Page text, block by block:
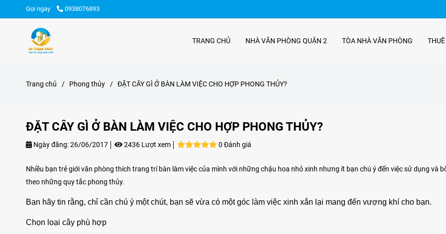
Gọi ngay 0938076893
TRANG CHỦ NHÀ VĂN PHÒNG QUẬN 2 TÒA NHÀ VĂN PHÒNG
Trang chủ / Phong thủy / ĐẶT CÂY GÌ Ở BÀN LÀM VIỆC CHO HỢP PHONG THỦY?
ĐẶT CÂY GÌ Ở BÀN LÀM VIỆC CHO HỢP PHONG THỦY?
Ngày đăng:26/06/2017 2436 Lượt xem 0 Đánh giá
Nhiều bạn trẻ giới văn phòng thích trang trí bàn làm việc của mình với những chậu hoa nhỏ xinh nhưng ít bạn chú ý đến việc sử dụng và
theo những quy tắc phong thủy.
Bạn hãy tin rằng, chỉ cần chú ý một chút, bạn sẽ vừa có một góc làm việc xinh xắn lại mang đến vượng khí cho bạn.
Chọn loại cây phù hợp